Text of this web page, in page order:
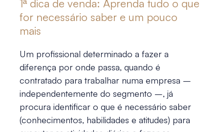
1ª dica de venda: Aprenda tudo o que
for necessário saber e um pouco
mais
Um profissional determinado a fazer a
diferença por onde passa, quando é
contratado para trabalhar numa empresa –
independentemente do segmento –, já
procura identificar o que é necessário saber
(conhecimentos, habilidades e atitudes) para